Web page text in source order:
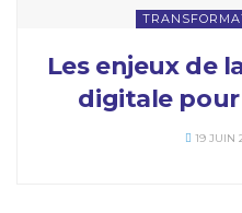
Les enjeux de
digitale pour
19 JUIN